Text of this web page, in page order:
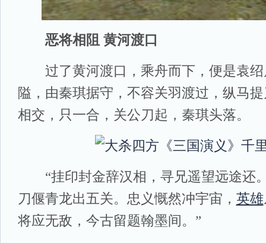
恶将相阻 黄河渡口
过了黄河渡口，乘舟而下，便是袁绍
隘，由秦琪据守，不容关羽渡过，纵马
相交，只一合，关公刀起，秦琪头落。
“挂印封金辞汉相，寻兄遥望远途还
刀偃青龙出五关。忠义慨然冲宇宙， 英雄
将应无敌，今古留题翰墨间。”